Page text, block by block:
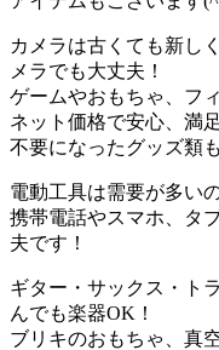
カメラは古くても新し
メラでも大丈夫！
ゲームやおもちゃ、フ
ネット価格で安心、満
不要になったグッズ類
電動工具は需要が多い
携帯電話やスマホ、タ
夫です！
ギター・サックス・ト
んでも楽器OK！
ブリキのおもちゃ、真